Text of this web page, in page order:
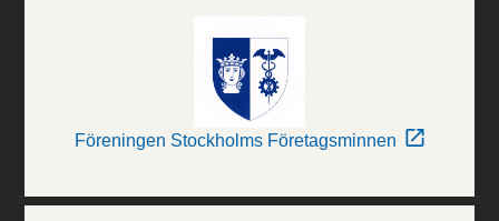
Föreningen Stockholms Företagsminnen